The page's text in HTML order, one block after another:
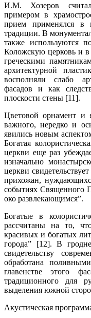
И.М. Хозеров
примером в
прием применялся в
традиции. В
также используются
Коложскую церковь и
греческими
архитектурной
восполняли слабо
фасадов и как
плоскости стены [11].
Цветовой орнамент и
важного, нередко и
явились новым
Богатая
церкви еще раз
изначально
церкви
прихожан,
событиях Священного
око развлекающимся”.
Богатые в
рассчитаны на то,
красивых и богатых
города” [12]. В
свидетельству
обработана
главенстве этого
традиционного для
выделения южной
Акустическая